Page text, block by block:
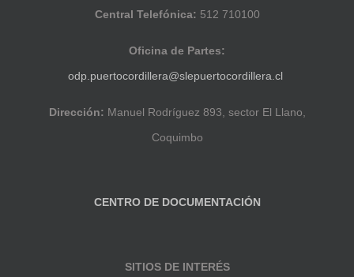
Central Telefónica: 512 710100
Oficina de Partes:
odp.puertocordillera@slepuertocordillera.cl
Dirección: Manuel Rodríguez 893, sector El Llano,
Coquimbo
CENTRO DE DOCUMENTACIÓN
SITIOS DE INTERÉS